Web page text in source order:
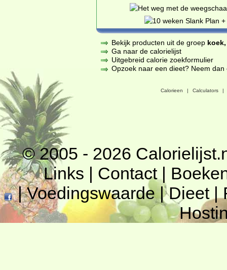
Bekijk producten uit de groep
Ga naar de calorielijst
Uitgebreid calorie zoekformulier
Opzoek naar een dieet? Neem
Calorieen | Calculators |
© 2005 - 2026
Links | Contact|
|Voedingswaarde|Dieet|